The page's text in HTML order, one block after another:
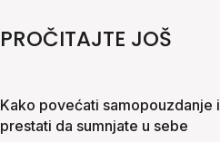
PROČITAJTE JOŠ
Kako povećati samopouzdanje i
prestati da sumnjate u sebe